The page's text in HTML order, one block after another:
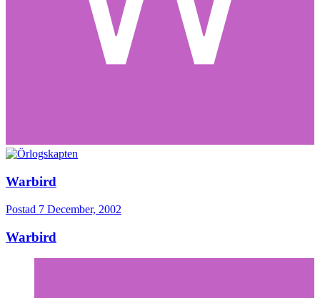
Warbird
Postad 7 December, 2002
Warbird